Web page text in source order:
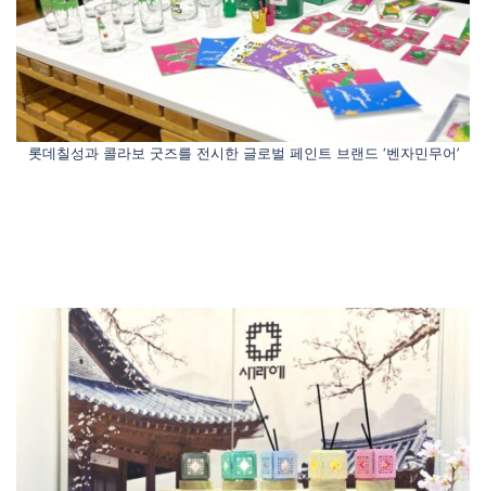
롯데칠성과 콜라보 굿즈를 전시한 글로벌 페인트 브랜드 ‘벤자민무어’